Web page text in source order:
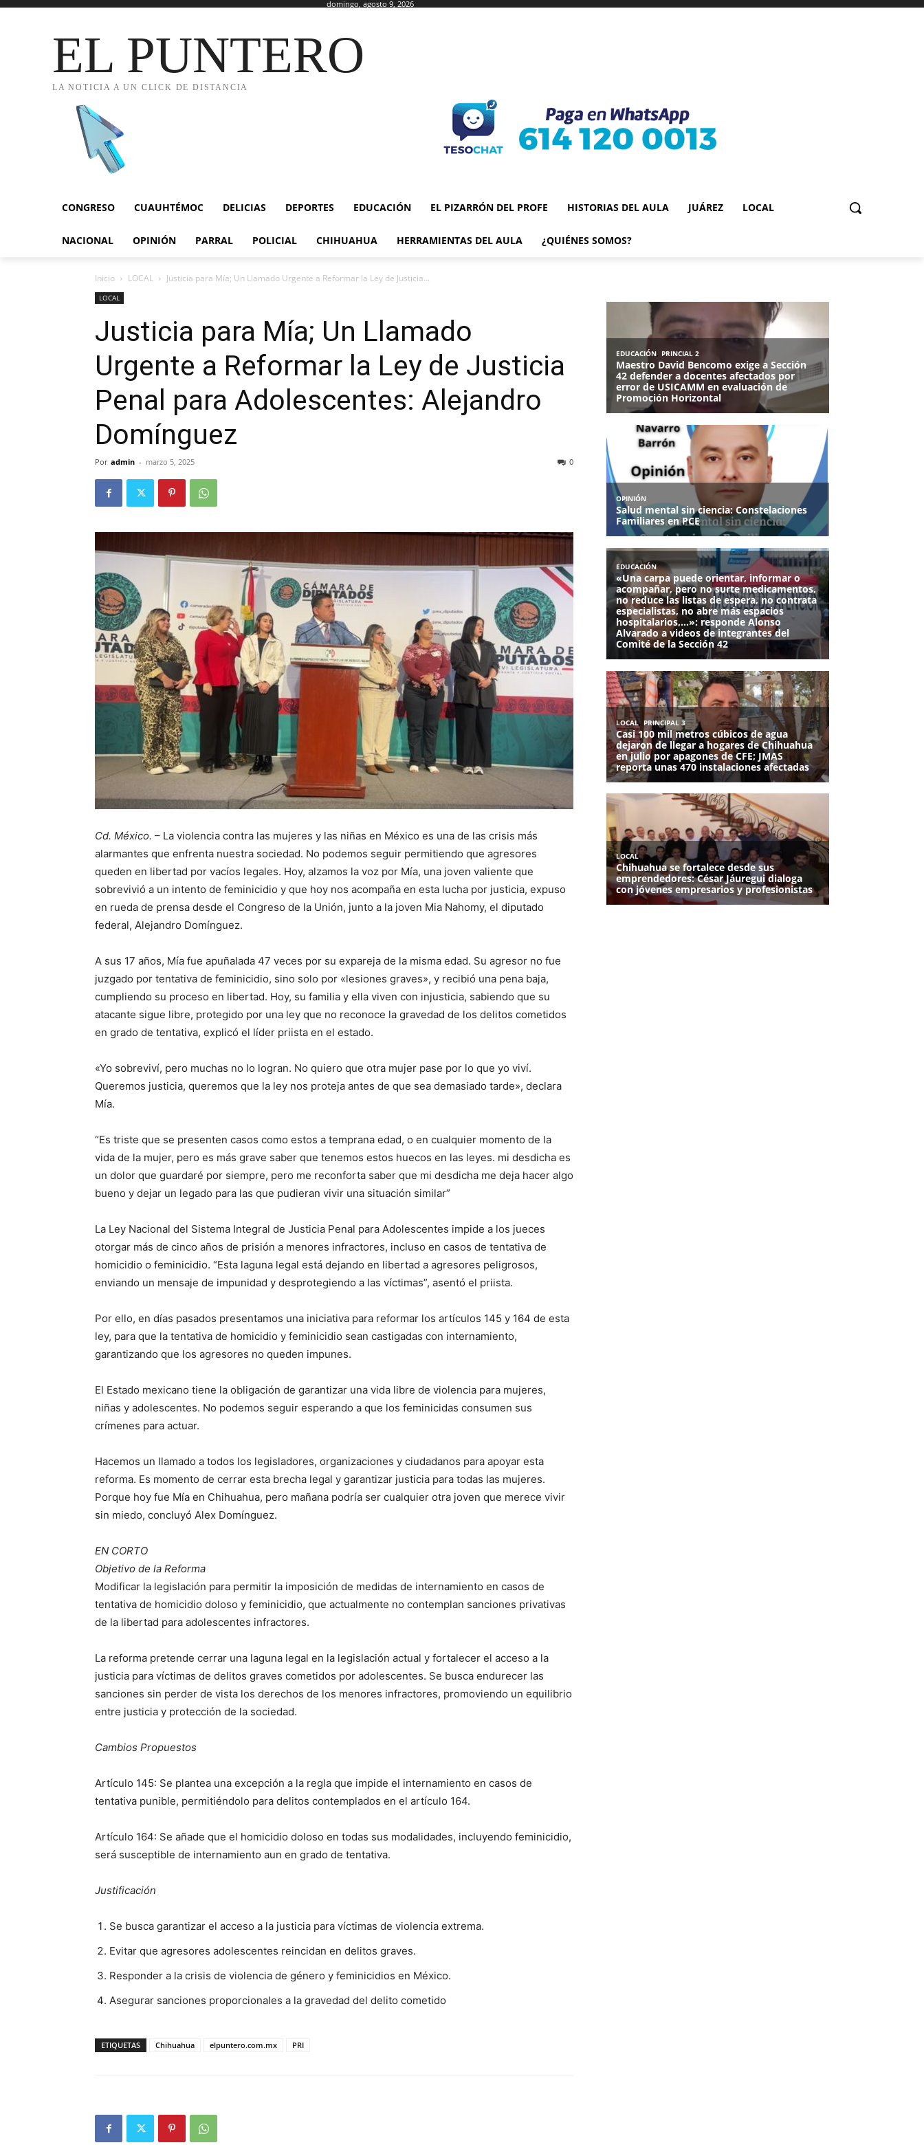
domingo, agosto 9, 2026
EL PUNTERO
LA NOTICIA A UN CLICK DE DISTANCIA
CONGRESO CUAUHTÉMOC DELICIAS DEPORTES EDUCACIÓN EL PIZARRÓN DEL PROFE HISTORIAS DEL AULA JUÁREZ LOCAL
NACIONAL OPINIÓN PARRAL POLICIAL CHIHUAHUA HERRAMIENTAS DEL AULA ¿QUIÉNES SOMOS?
Inicio LOCAL Justicia para Mía; Un Llamado Urgente a Reformar la Ley de Justicia...
LOCAL
Justicia para Mía; Un Llamado
Urgente a Reformar la Ley de Justicia
Penal para Adolescentes: Alejandro
Domínguez
Por admin - marzo 5, 2025 0
Cd. México. – La violencia contra las mujeres y las niñas en México es una de las crisis más
alarmantes que enfrenta nuestra sociedad. No podemos seguir permitiendo que agresores
queden en libertad por vacíos legales. Hoy, alzamos la voz por Mía, una joven valiente que
sobrevivió a un intento de feminicidio y que hoy nos acompaña en esta lucha por justicia, expuso
en rueda de prensa desde el Congreso de la Unión, junto a la joven Mia Nahomy, el diputado
federal, Alejandro Domínguez.
A sus 17 años, Mía fue apuñalada 47 veces por su expareja de la misma edad. Su agresor no fue
juzgado por tentativa de feminicidio, sino solo por «lesiones graves», y recibió una pena baja,
cumpliendo su proceso en libertad. Hoy, su familia y ella viven con injusticia, sabiendo que su
atacante sigue libre, protegido por una ley que no reconoce la gravedad de los delitos cometidos
en grado de tentativa, explicó el líder priista en el estado.
«Yo sobreviví, pero muchas no lo logran. No quiero que otra mujer pase por lo que yo viví.
Queremos justicia, queremos que la ley nos proteja antes de que sea demasiado tarde», declara
Mía.
“Es triste que se presenten casos como estos a temprana edad, o en cualquier momento de la
vida de la mujer, pero es más grave saber que tenemos estos huecos en las leyes. mi desdicha es
un dolor que guardaré por siempre, pero me reconforta saber que mi desdicha me deja hacer algo
bueno y dejar un legado para las que pudieran vivir una situación similar”
La Ley Nacional del Sistema Integral de Justicia Penal para Adolescentes impide a los jueces
otorgar más de cinco años de prisión a menores infractores, incluso en casos de tentativa de
homicidio o feminicidio. “Esta laguna legal está dejando en libertad a agresores peligrosos,
enviando un mensaje de impunidad y desprotegiendo a las víctimas”, asentó el priista.
Por ello, en días pasados presentamos una iniciativa para reformar los artículos 145 y 164 de esta
ley, para que la tentativa de homicidio y feminicidio sean castigadas con internamiento,
garantizando que los agresores no queden impunes.
El Estado mexicano tiene la obligación de garantizar una vida libre de violencia para mujeres,
niñas y adolescentes. No podemos seguir esperando a que los feminicidas consumen sus
crímenes para actuar.
Hacemos un llamado a todos los legisladores, organizaciones y ciudadanos para apoyar esta
reforma. Es momento de cerrar esta brecha legal y garantizar justicia para todas las mujeres.
Porque hoy fue Mía en Chihuahua, pero mañana podría ser cualquier otra joven que merece vivir
sin miedo, concluyó Alex Domínguez.
EN CORTO
Objetivo de la Reforma
Modificar la legislación para permitir la imposición de medidas de internamiento en casos de
tentativa de homicidio doloso y feminicidio, que actualmente no contemplan sanciones privativas
de la libertad para adolescentes infractores.
La reforma pretende cerrar una laguna legal en la legislación actual y fortalecer el acceso a la
justicia para víctimas de delitos graves cometidos por adolescentes. Se busca endurecer las
sanciones sin perder de vista los derechos de los menores infractores, promoviendo un equilibrio
entre justicia y protección de la sociedad.
Cambios Propuestos
Artículo 145: Se plantea una excepción a la regla que impide el internamiento en casos de
tentativa punible, permitiéndolo para delitos contemplados en el artículo 164.
Artículo 164: Se añade que el homicidio doloso en todas sus modalidades, incluyendo feminicidio,
será susceptible de internamiento aun en grado de tentativa.
Justificación
Se busca garantizar el acceso a la justicia para víctimas de violencia extrema.
Evitar que agresores adolescentes reincidan en delitos graves.
Responder a la crisis de violencia de género y feminicidios en México.
Asegurar sanciones proporcionales a la gravedad del delito cometido
ETIQUETAS Chihuahua elpuntero.com.mx PRI